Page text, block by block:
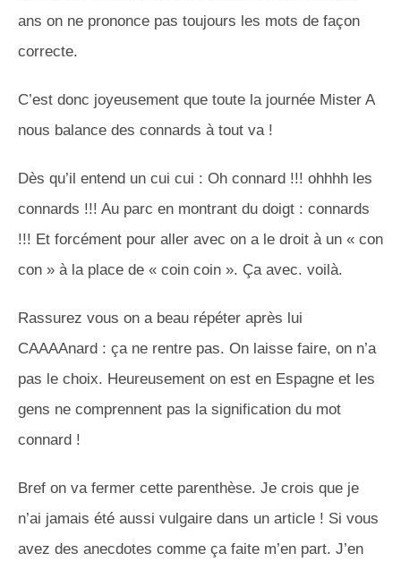
ans on ne prononce pas toujours les mots de façon
correcte.
C’est donc joyeusement que toute la journée Mister A
nous balance des connards à tout va !
Dès qu’il entend un cui cui : Oh connard !!! ohhhh les
connards !!! Au parc en montrant du doigt : connards
!!! Et forcément pour aller avec on a le droit à un « con
con » à la place de « coin coin ». Ça avec. voilà.
Rassurez vous on a beau répéter après lui
CAAAAnard : ça ne rentre pas. On laisse faire, on n’a
pas le choix. Heureusement on est en Espagne et les
gens ne comprennent pas la signification du mot
connard !
Bref on va fermer cette parenthèse. Je crois que je
n’ai jamais été aussi vulgaire dans un article ! Si vous
avez des anecdotes comme ça faite m’en part. J’en